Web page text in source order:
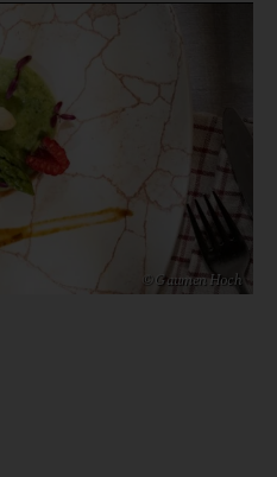
© Gaumen Hoch